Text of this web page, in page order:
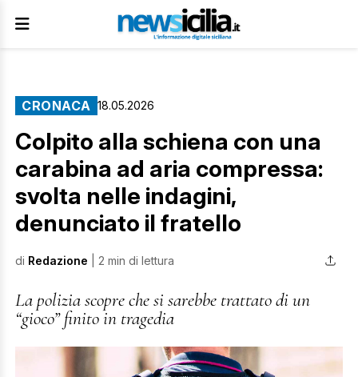
CRONACA 18.05.2026
Colpito alla schiena con una
carabina ad aria compressa:
svolta nelle indagini,
denunciato il fratello
di Redazione | 2 min di lettura
La polizia scopre che si sarebbe trattato di un
“gioco” finito in tragedia